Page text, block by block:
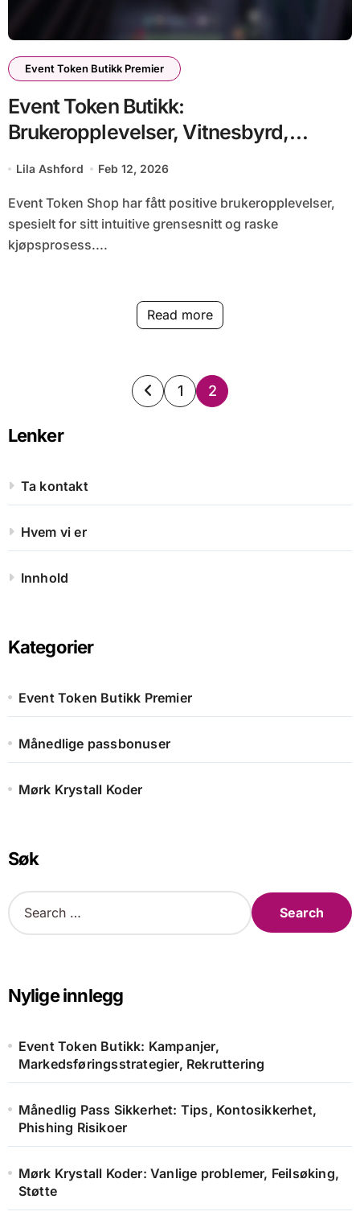
Event Token Butikk Premier
Event Token Butikk:
Brukeropplevelser, Vitnesbyrd,
Tilbakemeldinger
Lila Ashford Feb 12, 2026
Event Token Shop har fått positive brukeropplevelser,
spesielt for sitt intuitive grensesnitt og raske
kjøpsprosess....
Read more
Posts
1 2
Lenker
Ta kontakt
Hvem vi er
Innhold
Kategorier
Event Token Butikk Premier
Månedlige passbonuser
Mørk Krystall Koder
Søk
S
e
h
f
r
Nylige innlegg
Event Token Butikk: Kampanjer,
Markedsføringsstrategier, Rekruttering
Månedlig Pass Sikkerhet: Tips, Kontosikkerhet,
Phishing Risikoer
Mørk Krystall Koder: Vanlige problemer, Feilsøking,
Støtte